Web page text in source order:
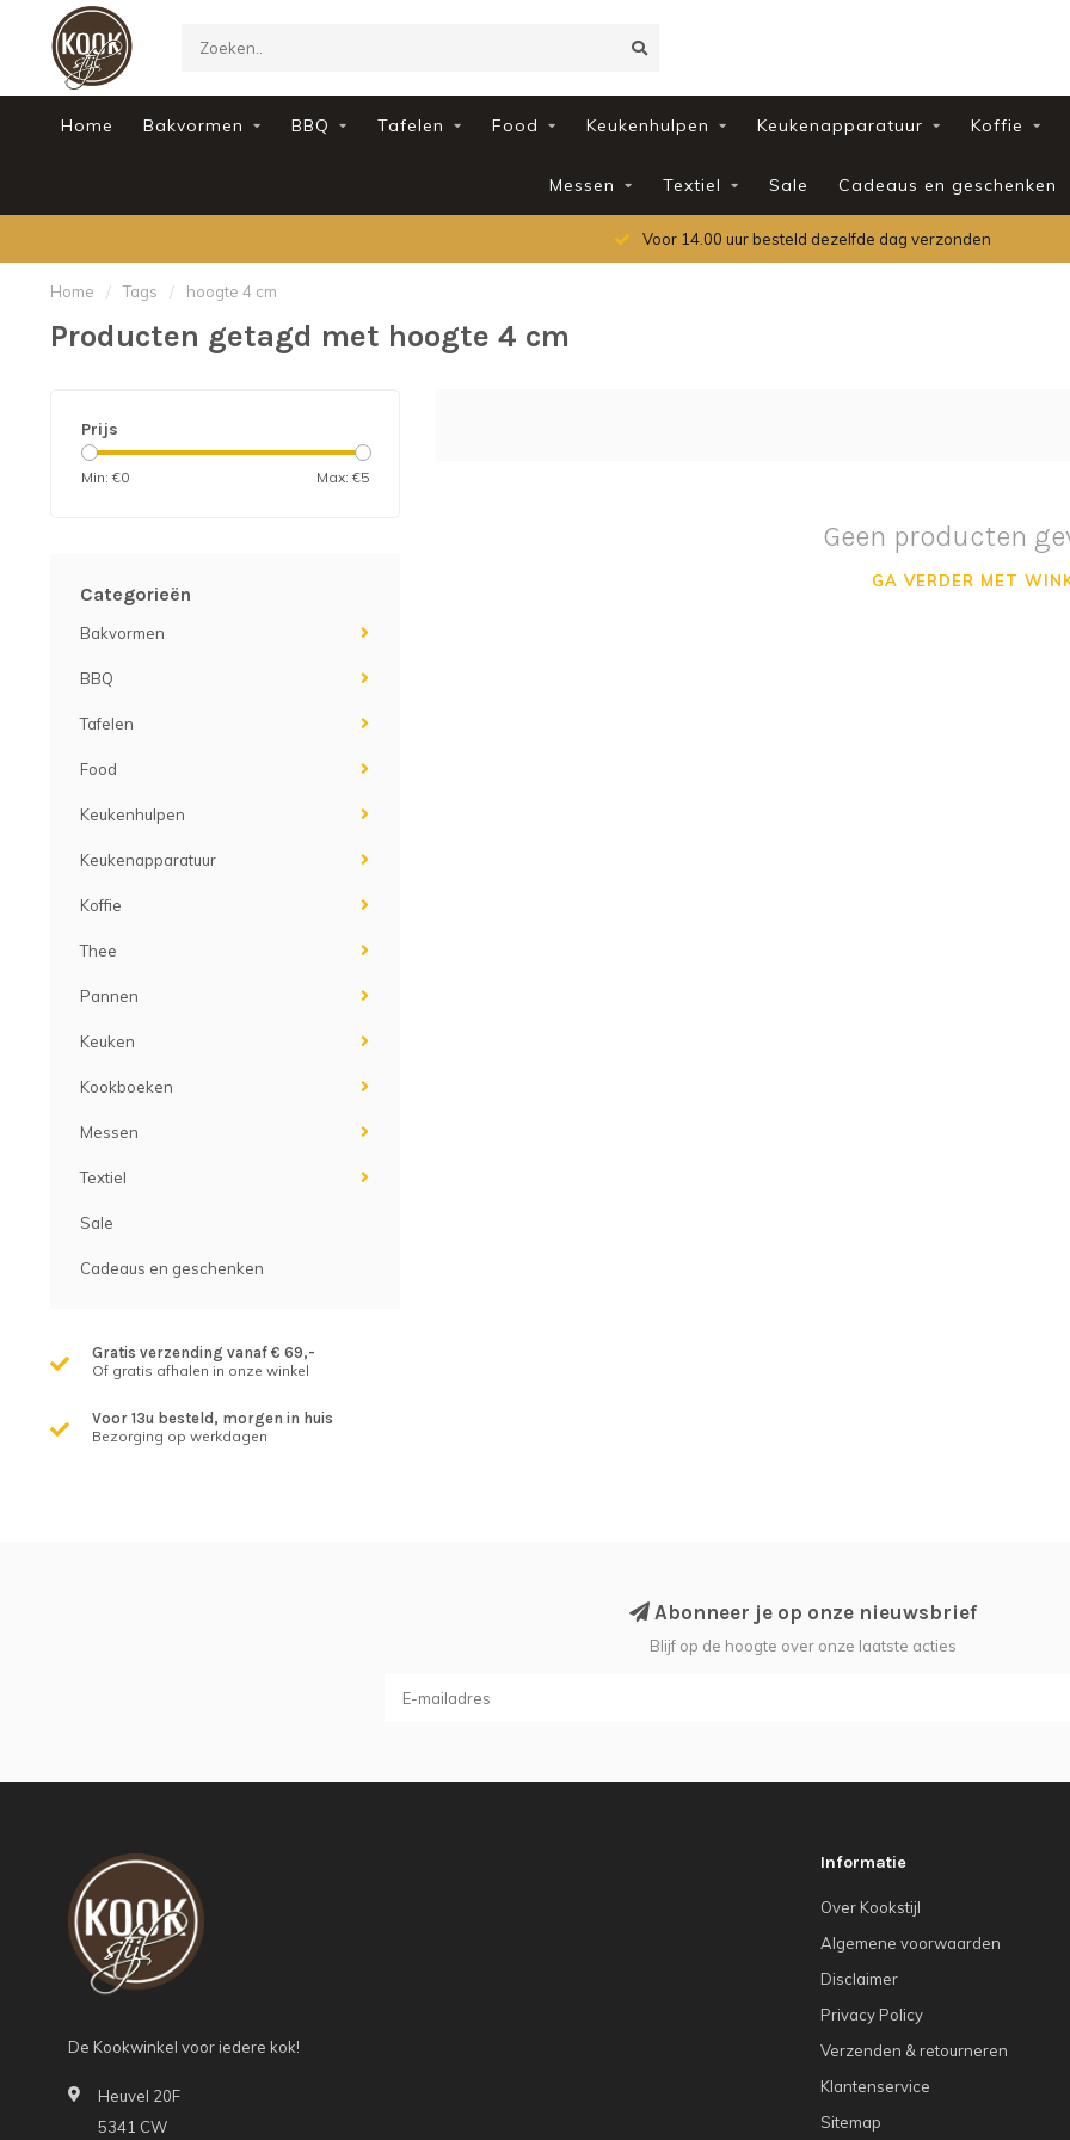
Home Bakvormen BBQ Tafelen Food Keukenhulpen Keukenapparatuur Koffie
Messen Textiel Sale Cadeaus en geschenken
Voor 14.00 uur besteld dezelfde dag verzonden
Home / Tags / hoogte 4 cm
Producten getagd met hoogte 4 cm
Prijs
Min: €0 Max: €5
Categorieën
Bakvormen
BBQ
Tafelen
Food
Keukenhulpen
Keukenapparatuur
Koffie
Thee
Pannen
Keuken
Kookboeken
Messen
Textiel
Sale
Cadeaus en geschenken
Gratis verzending vanaf € 69,-
Of gratis afhalen in onze winkel
Voor 13u besteld, morgen in huis
Bezorging op werkdagen
Geen producten
GA VERDER MET
Abonneer je op onze nieuwsbrief
Blijf op de hoogte over onze laatste acties
De Kookwinkel voor iedere kok!
Heuvel 20F
5341 CW
Informatie
Over Kookstijl
Algemene voorwaarden
Disclaimer
Privacy Policy
Verzenden & retourneren
Klantenservice
Sitemap